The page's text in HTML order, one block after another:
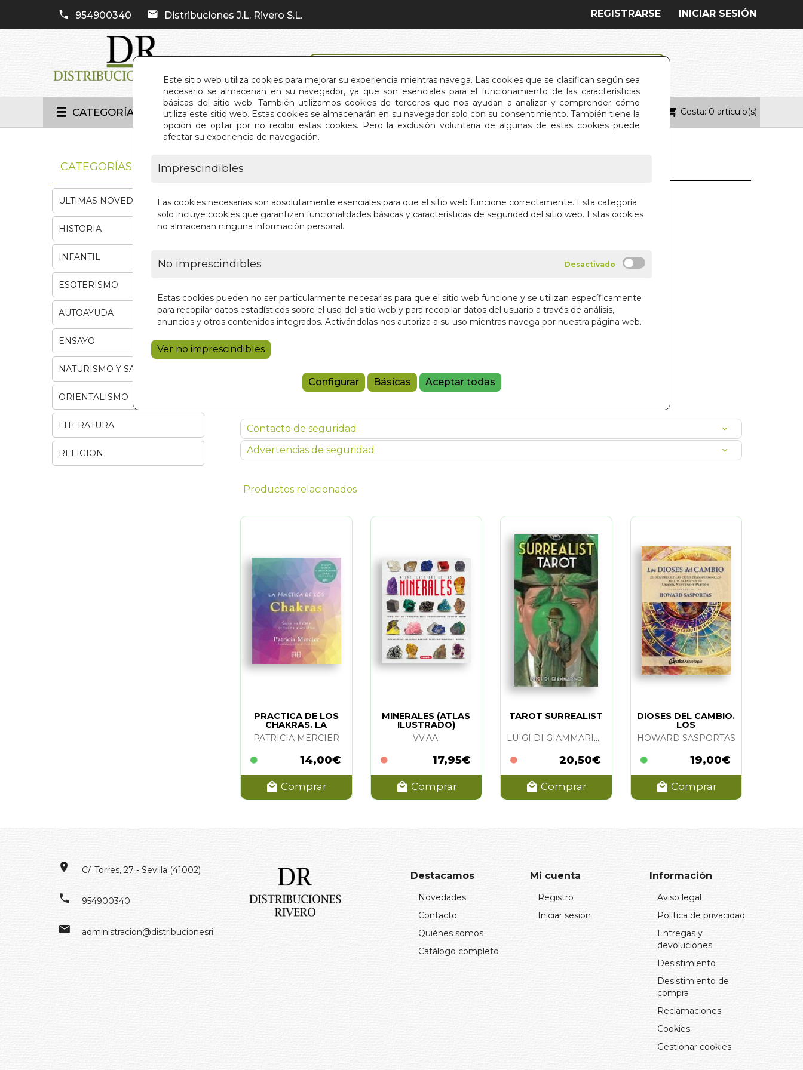
Este sitio web utiliza cookies para mejorar su experiencia mientras navega. Las cookies que se clasifican según sea
necesario se almacenan en su navegador, ya que son esenciales para el funcionamiento de las características
básicas del sitio web. También utilizamos cookies de terceros que nos ayudan a analizar y comprender cómo
utiliza este sitio web. Estas cookies se almacenarán en su navegador solo con su consentimiento. También tiene la
opción de optar por no recibir estas cookies. Pero la exclusión voluntaria de algunas de estas cookies puede
afectar su experiencia de navegación.
Imprescindibles
Las cookies necesarias son absolutamente esenciales para que el sitio web funcione correctamente. Esta categoría
solo incluye cookies que garantizan funcionalidades básicas y características de seguridad del sitio web. Estas cookies
no almacenan ninguna información personal.
No imprescindibles
Estas cookies pueden no ser particularmente necesarias para que el sitio web funcione y se utilizan específicamente
para recopilar datos estadísticos sobre el uso del sitio web y para recopilar datos del usuario a través de análisis,
anuncios y otros contenidos integrados. Activándolas nos autoriza a su uso mientras navega por nuestra página web.
Ver no imprescindibles
Configurar Básicas Aceptar todas
954900340 Distribuciones J.L. Rivero S.L. INICIAR SESIÓN
REGISTRARSE
CATEGORÍAS INICIO QUIÉNES SOMOS CONTACTO Cesta: 0 artículo(s)
Haz clic en la imagen para ampliarla
TAROT ESOTERICO
VV. AA.
Añadir a la cesta
Contacto de seguridad
Advertencias de seguridad
Productos relacionados
PRACTICA DE LOS
CHAKRAS. LA
PATRICIA MERCIER
14,00€
Comprar
MINERALES (ATLAS
ILUSTRADO)
VV.AA.
17,95€
Comprar
TAROT SURREALIST
LUIGI DI GIAMMARINO
20,50€
Comprar
DIOSES DEL CAMBIO.
LOS
HOWARD SASPORTAS
19,00€
Comprar
CATEGORÍAS
ULTIMAS NOVEDADES
HISTORIA
INFANTIL
ESOTERISMO
AUTOAYUDA
ENSAYO
NATURISMO Y SALUD
ORIENTALISMO
LITERATURA
RELIGION
C/. Torres, 27 - Sevilla (41002)
954900340
administracion@distribucionesrivero.es
Destacamos
Novedades
Contacto
Quiénes somos
Catálogo completo
Mi cuenta
Registro
Iniciar sesión
Información
Aviso legal
Política de privacidad
Entregas y
devoluciones
Desistimiento
Desistimiento de
compra
Reclamaciones
Cookies
Gestionar cookies